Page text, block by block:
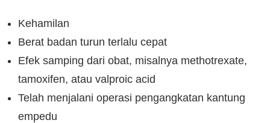
Kehamilan
Berat badan turun terlalu cepat
Efek samping dari obat, misalnya methotrexate,
tamoxifen, atau valproic acid
Telah menjalani operasi pengangkatan kantung
empedu